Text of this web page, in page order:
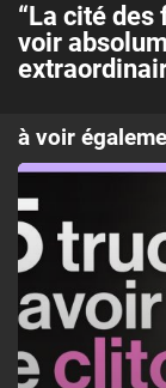
“La cité des
voir
à voir